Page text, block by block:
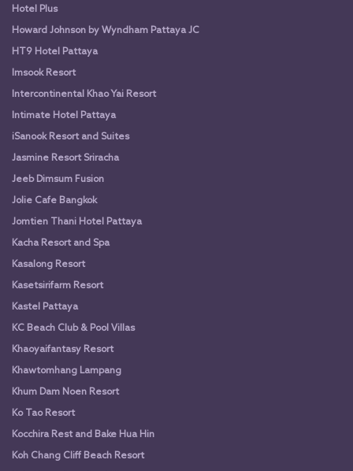
Hotel Plus
Howard Johnson by Wyndham Pattaya JC
HT9 Hotel Pattaya
Imsook Resort
Intercontinental Khao Yai Resort
Intimate Hotel Pattaya
iSanook Resort and Suites
Jasmine Resort Sriracha
Jeeb Dimsum Fusion
Jolie Cafe Bangkok
Jomtien Thani Hotel Pattaya
Kacha Resort and Spa
Kasalong Resort
Kasetsirifarm Resort
Kastel Pattaya
KC Beach Club & Pool Villas
Khaoyaifantasy Resort
Khawtomhang Lampang
Khum Dam Noen Resort
Ko Tao Resort
Kocchira Rest and Bake Hua Hin
Koh Chang Cliff Beach Resort